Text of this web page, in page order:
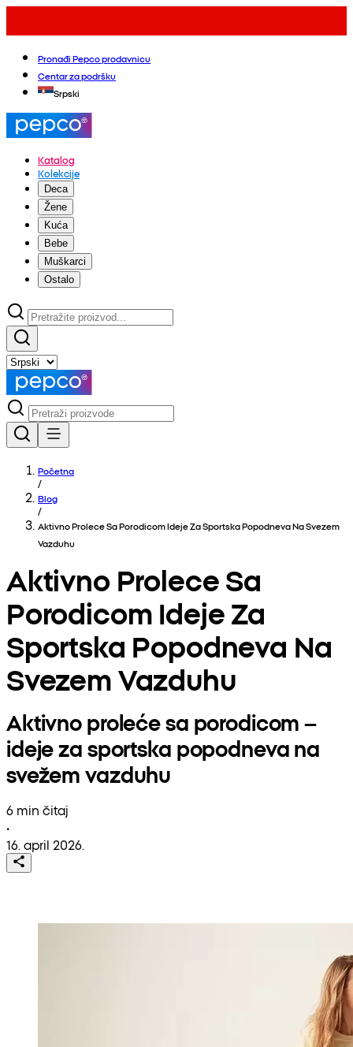
Pronađi Pepco prodavnicu
Centar za podršku
Srpski
Katalog
Kolekcije
Deca
Žene
Kuća
Bebe
Muškarci
Ostalo
Početna
/
Blog
/
Aktivno Prolece Sa Porodicom Ideje Za Sportska Popodneva Na Svezem
Vazduhu
Aktivno Prolece Sa
Porodicom Ideje Za
Sportska Popodneva Na
Svezem Vazduhu
Aktivno proleće sa porodicom –
ideje za sportska popodneva na
svežem vazduhu
6 min čitaj
•
16. april 2026.